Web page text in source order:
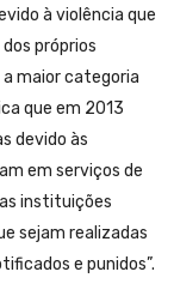
à violência que
próprios
a maior categoria
que em 2013
devido às
em serviços de
instituições
sejam realizadas
e punidos”.